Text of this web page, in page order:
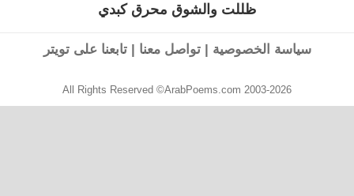
ظللت والشوق محرق كبدي
سياسة الخصوصية |تواصل معنا |تابعنا على تويتر
All Rights Reserved ©ArabPoems.com 2003-2026